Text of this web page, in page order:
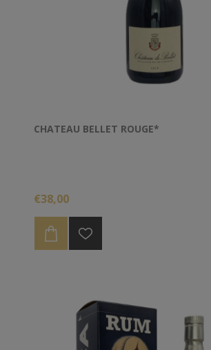
CHATEAU BELLET ROUGE*
€38,00